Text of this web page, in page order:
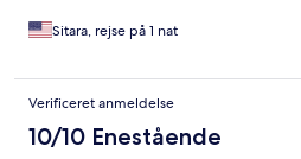
Sitara, rejse på 1 nat
Verificeret anmeldelse
10/10 Enestående